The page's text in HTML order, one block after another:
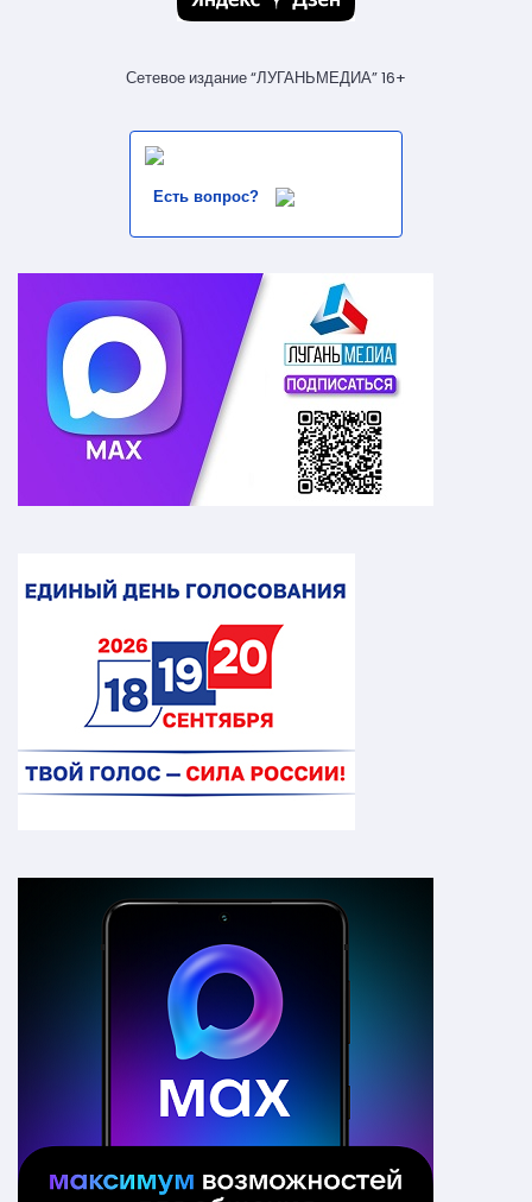
Сетевое издание “ЛУГАНЬМЕДИА” 16+
Есть вопрос?